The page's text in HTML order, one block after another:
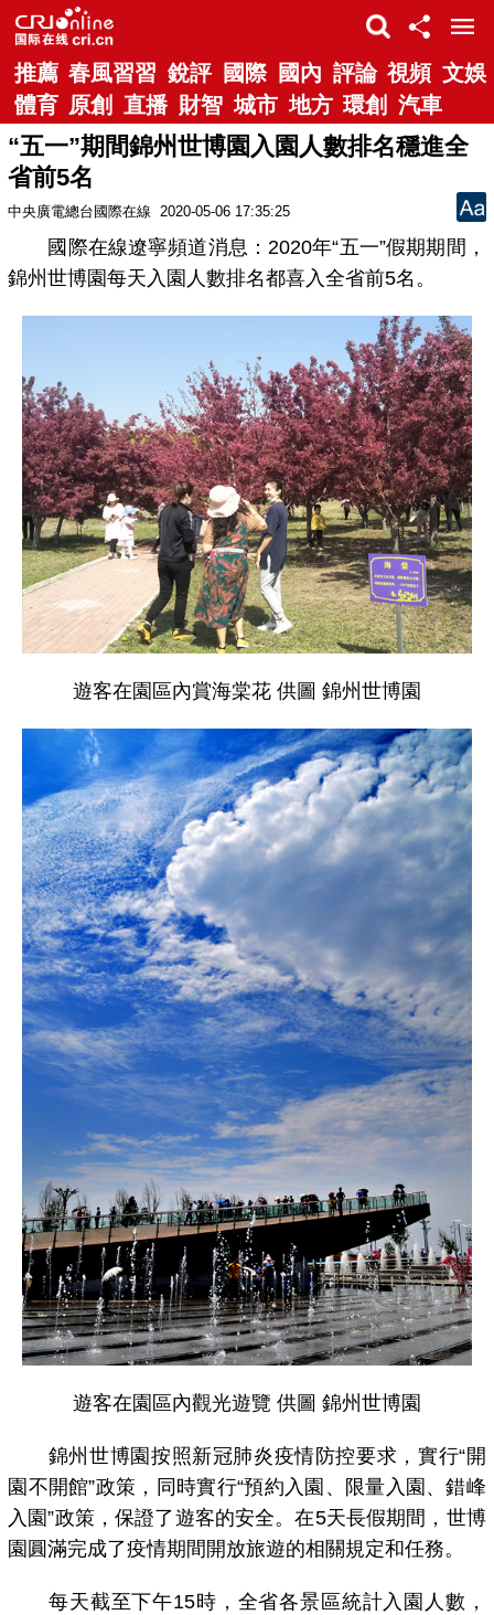
推薦 春風習習 銳評 國際 國內 評論 視頻 文娛
體育 原創 直播 財智 城市 地方 環創 汽車
“五一”期間錦州世博園入園人數排名穩進全
省前5名
中央廣電總台國際在線 2020-05-06 17:35:25
國際在線遼寧頻道消息：2020年“五一”假期期間，
錦州世博園每天入園人數排名都喜入全省前5名。
遊客在園區內賞海棠花 供圖 錦州世博園
遊客在園區內觀光遊覽 供圖 錦州世博園
錦州世博園按照新冠肺炎疫情防控要求，實行“開
園不開館”政策，同時實行“預約入園、限量入園、錯峰
入園”政策，保證了遊客的安全。在5天長假期間，世博
園圓滿完成了疫情期間開放旅遊的相關規定和任務。
每天截至下午15時，全省各景區統計入園人數，